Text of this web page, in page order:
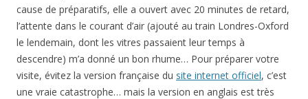
cause de préparatifs, elle a ouvert avec 20 minutes de retard,
l’attente dans le courant d’air (ajouté au train Londres-Oxford
le lendemain, dont les vitres passaient leur temps à
descendre) m’a donné un bon rhume… Pour préparer votre
visite, évitez la version française du site internet officiel, c’est
une vraie catastrophe… mais la version en anglais est très